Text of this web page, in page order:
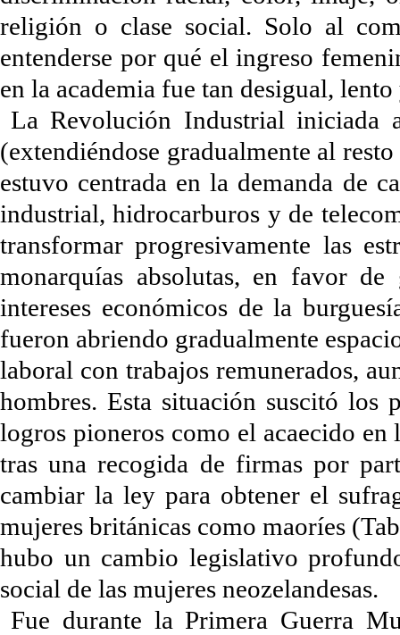
religión o clase social. Solo al
entenderse por qué el ingreso
en la academia fue tan desigual,
La Revolución Industrial
(extendiéndose gradualmente al
estuvo centrada en la demanda de
industrial, hidrocarburos y de
transformar progresivamente las
monarquías absolutas, en favor
intereses económicos de la
fueron abriendo gradualmente
laboral con trabajos remunerados,
hombres. Esta situación suscitó los
logros pioneros como el acaecido
tras una recogida de firmas por
cambiar la ley para obtener el
mujeres británicas como maoríes
hubo un cambio legislativo
social de las mujeres neozelandesas.
Fue durante la Primera Guerra